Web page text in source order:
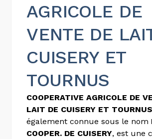
AGRICOLE DE
VENTE DE
CUISERY ET
TOURNUS
COOPERATIVE AGRICOLE DE
LAIT DE CUISERY ET TOURNUS
également connue sous le nom
COOPER. DE CUISERY, est une